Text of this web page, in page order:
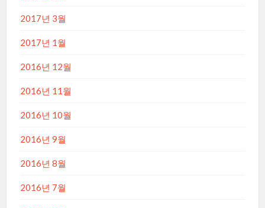
2017년 3월
2017년 1월
2016년 12월
2016년 11월
2016년 10월
2016년 9월
2016년 8월
2016년 7월